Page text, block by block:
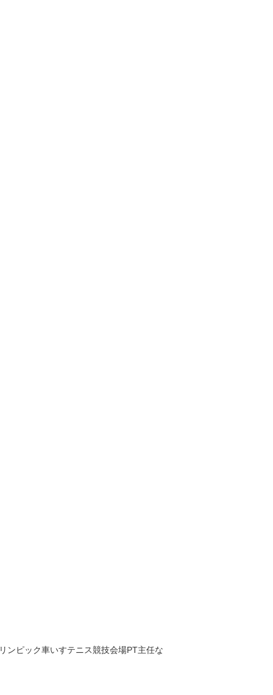
ンピック車いすテニス競技会場PT主任な